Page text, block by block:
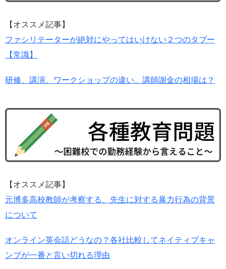
【オススメ記事】
ファシリテーターが絶対にやってはいけない２つのタブー
【常識】
研修、講演、ワークショップの違い。講師謝金の相場は？
【オススメ記事】
元博多高校教師が考察する、先生に対する暴力行為の背景
について
オンライン英会話どうなの？各社比較してネイティブキャ
ンプが一番と言い切れる理由